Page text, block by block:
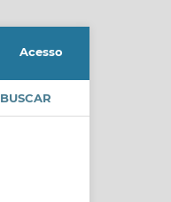
BUSCAR
Acesso